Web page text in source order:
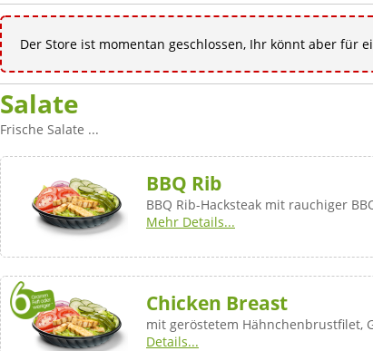
Der Store ist momentan geschlossen, Ihr könnt aber für
Salate
Frische Salate ...
BBQ Rib
BBQ Rib-Hacksteak mit rauchiger
Mehr Details...
Chicken Breast
mit geröstetem Hähnchenbrustfilet,
Details...